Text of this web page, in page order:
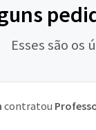
Esses são os
contratou